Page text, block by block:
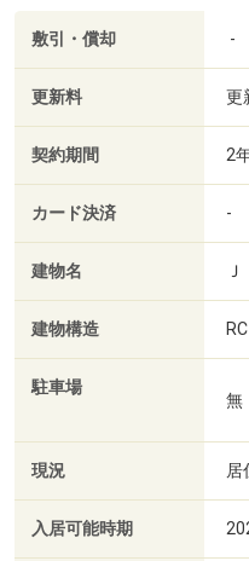
敷引・償却 -
更新料 更
契約期間 2
カード決済 -
建物名
建物構造 RC
駐車場
無
現況 居
入居可能時期